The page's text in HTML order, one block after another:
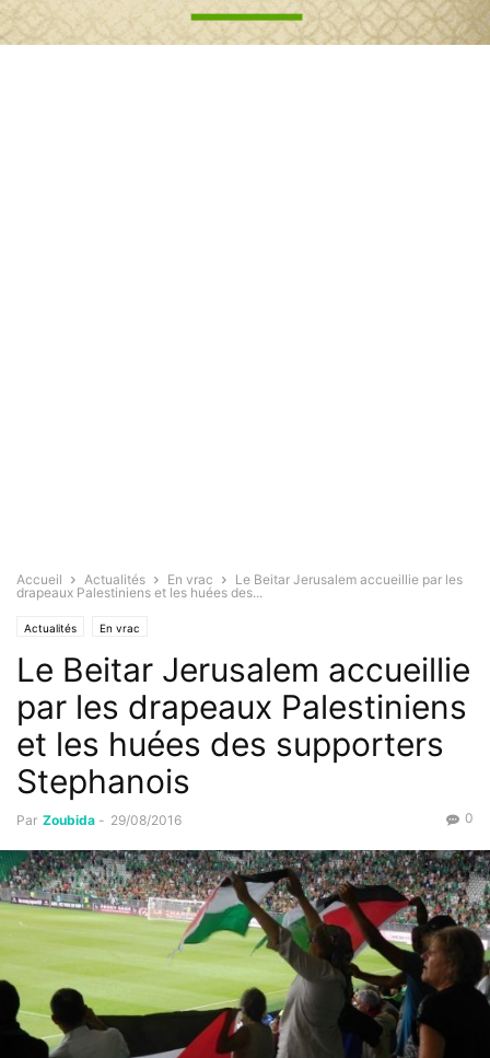
Accueil Actualités En vrac
Le Beitar Jerusalem accueillie par les
drapeaux Palestiniens et les huées des...
Actualités En vrac
Le Beitar Jerusalem accueillie
par les drapeaux Palestiniens
et les huées des supporters
Stephanois
Par Zoubida - 29/08/2016 0